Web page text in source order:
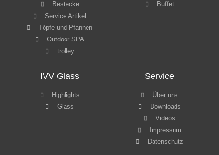
Bestecke
Service Artikel
Töpfe und Pfannen
Outdoor SPA
trolley
Buffet
IVV Glass
Highlights
Glass
Service
Über uns
Downloads
Videos
Impressum
Datenschutz